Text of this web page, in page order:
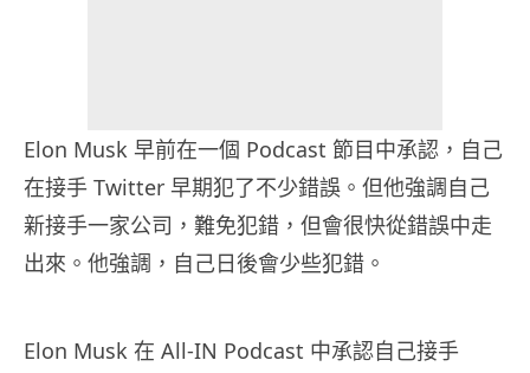
Elon Musk 早前在一個 Podcast 節目中承認，自己
在接手 Twitter 早期犯了不少錯誤。但他強調自己
新接手一家公司，難免犯錯，但會很快從錯誤中走
出來。他強調，自己日後會少些犯錯。
Elon Musk 在 All-IN Podcast 中承認自己接手